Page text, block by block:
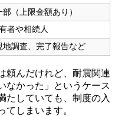
（上限金額あり）
者や相続人
地調査、完了報告など
頼んだけれど、耐震関連
なかった」というケース
たしていても、制度の入
てしまいます。